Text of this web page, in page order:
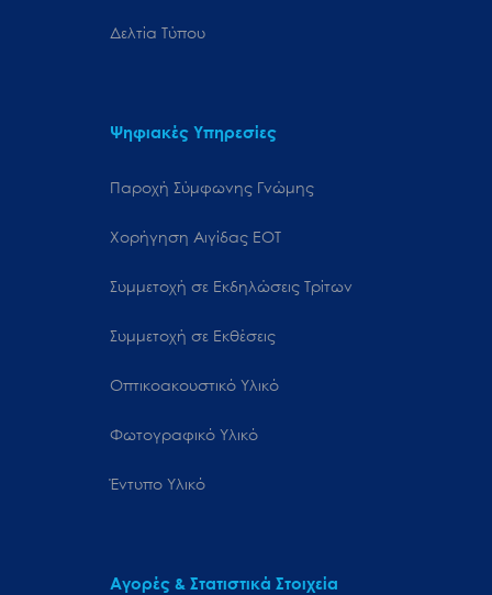
Δελτία Τύπου
Ψηφιακές Υπηρεσίες
Παροχή Σύμφωνης Γνώμης
Χορήγηση Αιγίδας ΕΟΤ
Συμμετοχή σε Εκδηλώσεις Τρίτων
Συμμετοχή σε Εκθέσεις
Οπτικοακουστικό Υλικό
Φωτογραφικό Υλικό
Έντυπο Υλικό
Αγορές & Στατιστικά Στοιχεία